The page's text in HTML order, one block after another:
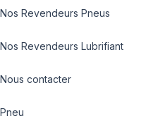
Nos Revendeurs Pneus
Nos Revendeurs Lubrifiant
Nous contacter
Pneu